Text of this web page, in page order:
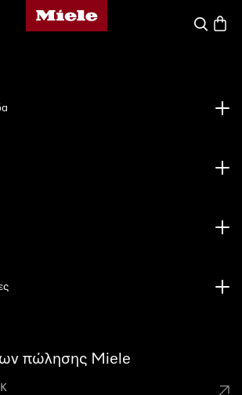
Αρχική σελίδα της Miele
πώλησης Miele